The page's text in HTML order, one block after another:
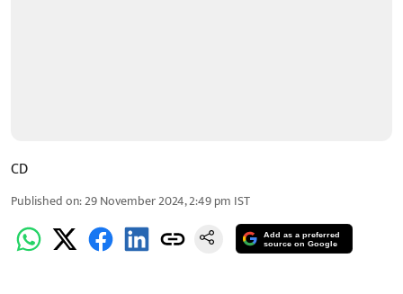
CD
Published on:29 November 2024, 2:49 pm IST
Add as a preferred
source on Google